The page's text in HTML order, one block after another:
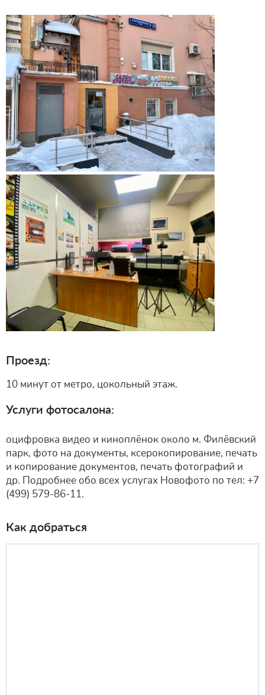
Проезд:
10 минут от метро, цокольный этаж.
Услуги фотосалона:
оцифровка видео и киноплёнок около м. Филёвский
парк, фото на документы, ксерокопирование, печать
и копирование документов, печать фотографий и
др. Подробнее обо всех услугах Новофото по тел: +7
(499) 579-86-11.
Как добраться